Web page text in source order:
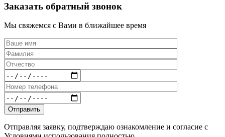
Заказать обратный звонок
Мы свяжемся с Вами в ближайшее время
Отправляя заявку, подтверждаю ознакомление и согласие с